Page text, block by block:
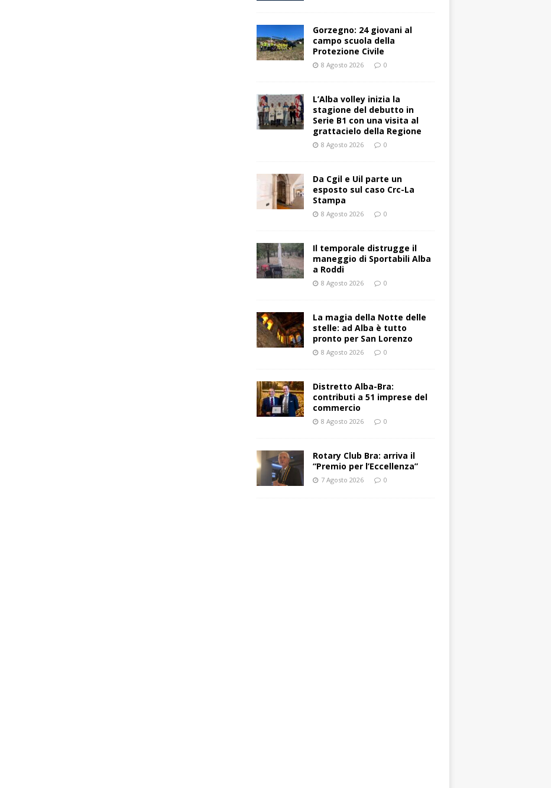
Gorzegno: 24 giovani al
campo scuola della
Protezione Civile
8 Agosto 2026 0
L’Alba volley inizia la
stagione del debutto in
Serie B1 con una visita al
grattacielo della Regione
8 Agosto 2026 0
Da Cgil e Uil parte un
esposto sul caso Crc-La
Stampa
8 Agosto 2026 0
Il temporale distrugge il
maneggio di Sportabili Alba
a Roddi
8 Agosto 2026 0
La magia della Notte delle
stelle: ad Alba è tutto
pronto per San Lorenzo
8 Agosto 2026 0
Distretto Alba-Bra:
contributi a 51 imprese del
commercio
8 Agosto 2026 0
Rotary Club Bra: arriva il
“Premio per l’Eccellenza”
7 Agosto 2026 0